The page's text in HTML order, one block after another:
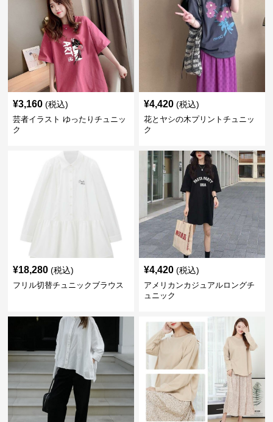
¥3,160 (税込)
芸者イラスト ゆったりチュニッ
ク
¥4,420 (税込)
花とヤシの木プリントチュニッ
ク
¥18,280 (税込)
フリル切替チュニックブラウス
¥4,420 (税込)
アメリカンカジュアルロングチ
ュニック